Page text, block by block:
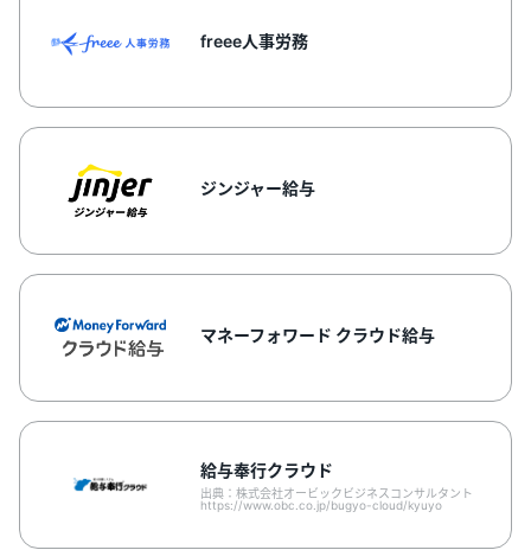
freee人事労務
ジンジャー給与
マネーフォワード クラウド給与
給与奉行クラウド
出典：株式会社オービックビジネスコンサルタント
https://www.obc.co.jp/bugyo-cloud/kyuyo